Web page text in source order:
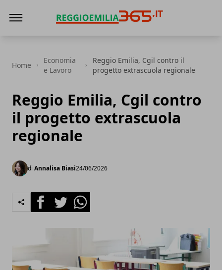
Home
Economia
e Lavoro
Reggio Emilia, Cgil contro il
progetto extrascuola regionale
Reggio Emilia, Cgil contro
il progetto extrascuola
regionale
di Annalisa Biasi24/06/2026
FacebookTwitterWhatsapp